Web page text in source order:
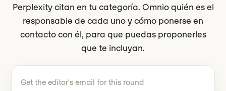
Perplexity citan en tu categoría. Omnio quién es el
responsable de cada uno y cómo ponerse en
contacto con él, para que puedas proponerles
que te incluyan.
Dile Omnio tiene que hacer